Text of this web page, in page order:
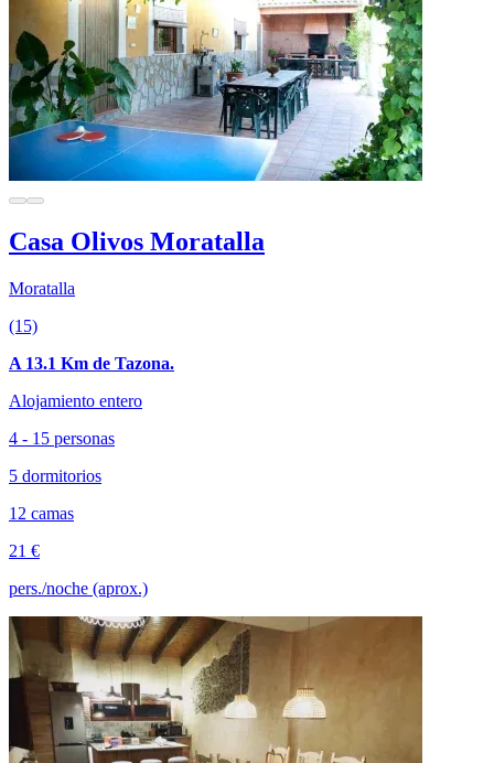
Casa Olivos Moratalla
Moratalla
(15)
A 13.1 Km de Tazona.
Alojamiento entero
4 - 15 personas
5 dormitorios
12 camas
21 €
pers./noche (aprox.)